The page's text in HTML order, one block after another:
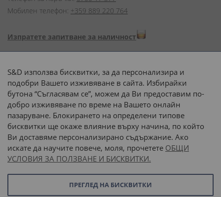
Мобилен телефон: +359 889 220 764
Изпратете запитване за наличност
Начини на плащане:
Доставка до адрес с:
или
наш транспорт
S&D използва бисквитки, за да персонализира и
подобри Вашето изживяване в сайта. Избирайки
бутона “Съгласявам се”, можем да Ви предоставим по-
добро изживяване по време на Вашето онлайн
пазаруване. Блокирането на определени типове
бисквитки ще окаже влияние върху начина, по който
Ви доставяме персонализирано съдържание. Ако
искате да научите повече, моля, прочетете ОБЩИ
УСЛОВИЯ ЗА ПОЛЗВАНЕ И БИСКВИТКИ.
ПРЕГЛЕД НА БИСКВИТКИ